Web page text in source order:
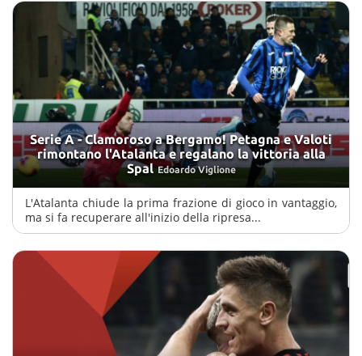
Serie A - Clamoroso a Bergamo! Petagna e Valoti
rimontano l'Atalanta e regalano la vittoria alla
Spal Edoardo Viglione
L'Atalanta chiude la prima frazione di gioco in vantaggio,
ma si fa recuperare all'inizio della ripresa...